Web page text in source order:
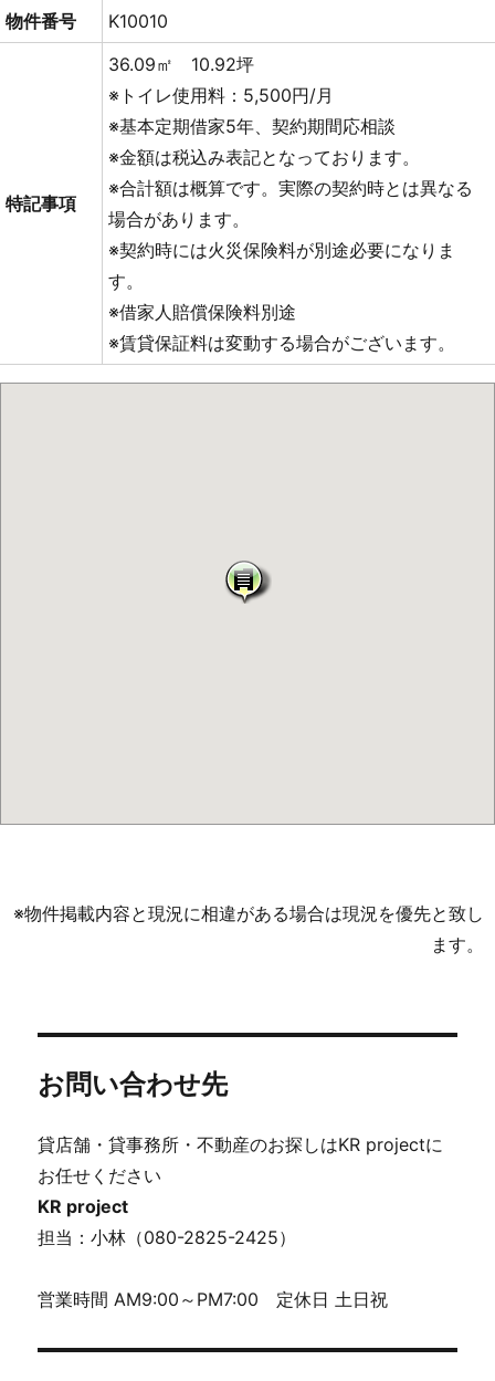
物件番号 K10010
特記事項
36.09㎡ 10.92坪
※トイレ使用料：5,500円/月
※基本定期借家5年、契約期間応相談
※金額は税込み表記となっております。
※合計額は概算です。実際の契約時とは異なる
場合があります。
※契約時には火災保険料が別途必要になりま
す。
※借家人賠償保険料別途
※賃貸保証料は変動する場合がございます。
※物件掲載内容と現況に相違がある場合は現況を優先と致し
ます。
お問い合わせ先
貸店舗・貸事務所・不動産のお探しはKR projectに
お任せください
KR project
担当：小林（080-2825-2425）
営業時間 AM9:00～PM7:00 定休日 土日祝